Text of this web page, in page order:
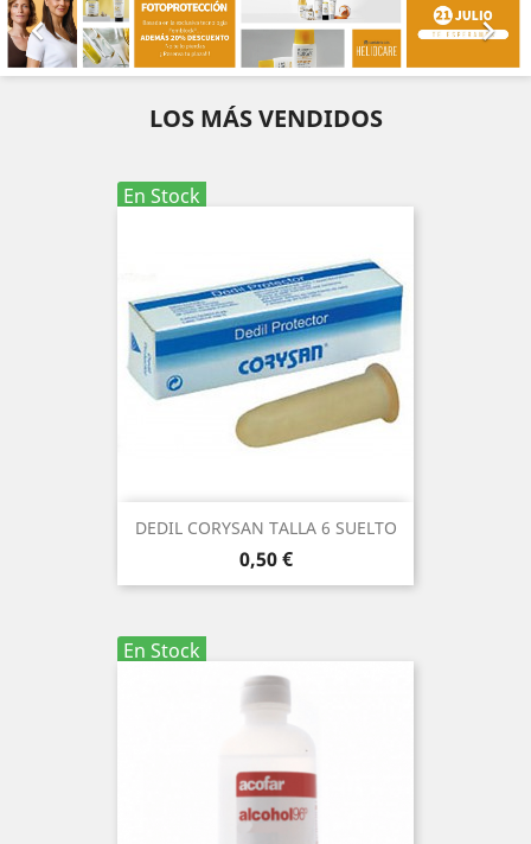
 
LOS MÁS VENDIDOS
En Stock
DEDIL CORYSAN TALLA 6 SUELTO
Precio
0,50 €
En Stock